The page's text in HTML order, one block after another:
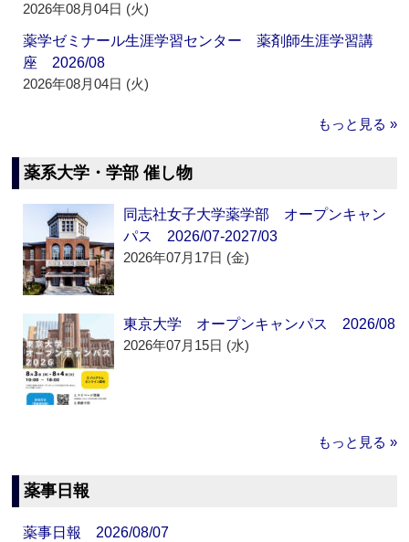
2026年08月04日 (火)
薬学ゼミナール生涯学習センター 薬剤師生涯学習講
座 2026/08
2026年08月04日 (火)
もっと見る »
薬系大学・学部 催し物
同志社女子大学薬学部 オープンキャン
パス 2026/07-2027/03
2026年07月17日 (金)
東京大学 オープンキャンパス 2026/08
2026年07月15日 (水)
もっと見る »
薬事日報
薬事日報 2026/08/07